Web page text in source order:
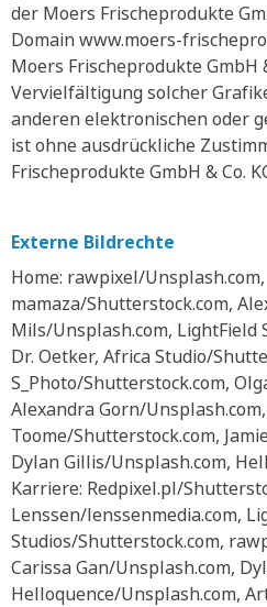
der Moers Frischeprodukte
Domain www.moers-
Moers Frischeprodukte GmbH
Vervielfältigung solcher
anderen elektronischen oder
ist ohne ausdrückliche
Frischeprodukte GmbH & Co.
Externe Bildrechte
Home: rawpixel/Unsplash.com,
mamaza/Shutterstock.com,
Mils/Unsplash.com, LightField
Dr. Oetker, Africa Studio/
S_Photo/Shutterstock.com,
Alexandra Gorn/
Toome/Shutterstock.com,
Dylan Gillis/Unsplash.com,
Karriere: Redpixel.pl/
Lenssen/lenssenmedia.com,
Studios/Shutterstock.com,
Carissa Gan/Unsplash.com,
Helloquence/Unsplash.com,